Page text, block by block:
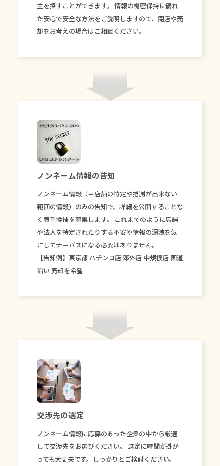
主を探すことができます。 情報の機密保持に優れ
た安心で安全な方法をご説明しますので、閉店や売
却をお考えの場合はご相談ください。
ノンネーム情報の告知
ノンネーム情報（＝店舗の特定や推測が出来ない
範囲の情報）のみの告知で、詳細を公開することな
く買手候補を募集します。 これまでのように店舗
や法人を特定されたりする不安や情報の漏洩を気
にしてナーバスになる必要はありません。
【告知例】東京都 パチンコ店 郊外店 中規模店 国道
沿い 売却を希望
交渉先の選定
ノンネーム情報に応募のあった企業の中から厳選
して交渉先をお選びください。 選定に時間が掛か
っても大丈夫です。しっかりとご検討ください。